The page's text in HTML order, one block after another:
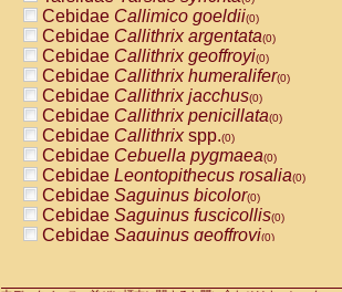
PitheciidaeCallicebus moloch
PitheciidaeCallicebus torquatus
PitheciidaeCallicebusspp.(0)
PitheciidaeChiropotes satanas(0)
PitheciidaePithecia monachus
PitheciidaePithecia pithecia(0)
CercopithecidaeCercocebus agilis
CercopithecidaeCercocebus
CercopithecidaeCercocebus
CercopithecidaeCercocebus
CercopithecidaeCercocebus
CercopithecidaeCercocebushybrid
Cebidae Callimico goeldii(0)
Cebidae Callithrix argentata(0)
Cebidae Callithrix geoffroyi(0)
Cebidae Callithrix humeralifer(0)
Cebidae Callithrix jacchus(0)
Cebidae Callithrix penicillata(0)
Cebidae Callithrixspp.(0)
Cebidae Cebuella pygmaea(0)
Cebidae Leontopithecus rosalia(0)
Cebidae Saguinus bicolor(0)
Cebidae Saguinus fuscicollis(0)
Cebidae Saguinus geoffroyi(0)